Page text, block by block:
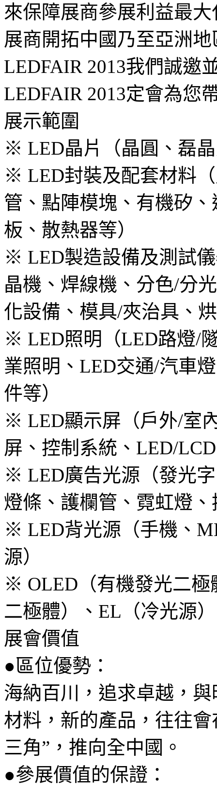
來保障展商參展利益最
展商開拓中國乃至亞洲
LEDFAIR 2013我們誠邀
LEDFAIR 2013定會為您
展示範圍
※ LED晶片（晶圓、磊
※ LED封裝及配套材料
管、點陣模塊、有機矽
板、散熱器等）
※ LED製造設備及測試
晶機、焊線機、分色/分
化設備、模具/夾治具、
※ LED照明（LED路燈/
業照明、LED交通/汽車
件等）
※ LED顯示屏（戶外/室
屏、控制系統、LED/
※ LED廣告光源（發光
燈條、護欄管、霓虹燈
※ LED背光源（手機、
源）
※ OLED（有機發光二極
二極體）、EL（冷光源
展會價值
●區位優勢：
海納百川，追求卓越，
材料，新的產品，往往
三角”，推向全中國。
●參展價值的保證：